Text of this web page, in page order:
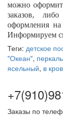
можно
заказов,
оформления
Информируем
Теги: детское
"Океан", перкаль
ясельный, в
Заказы по